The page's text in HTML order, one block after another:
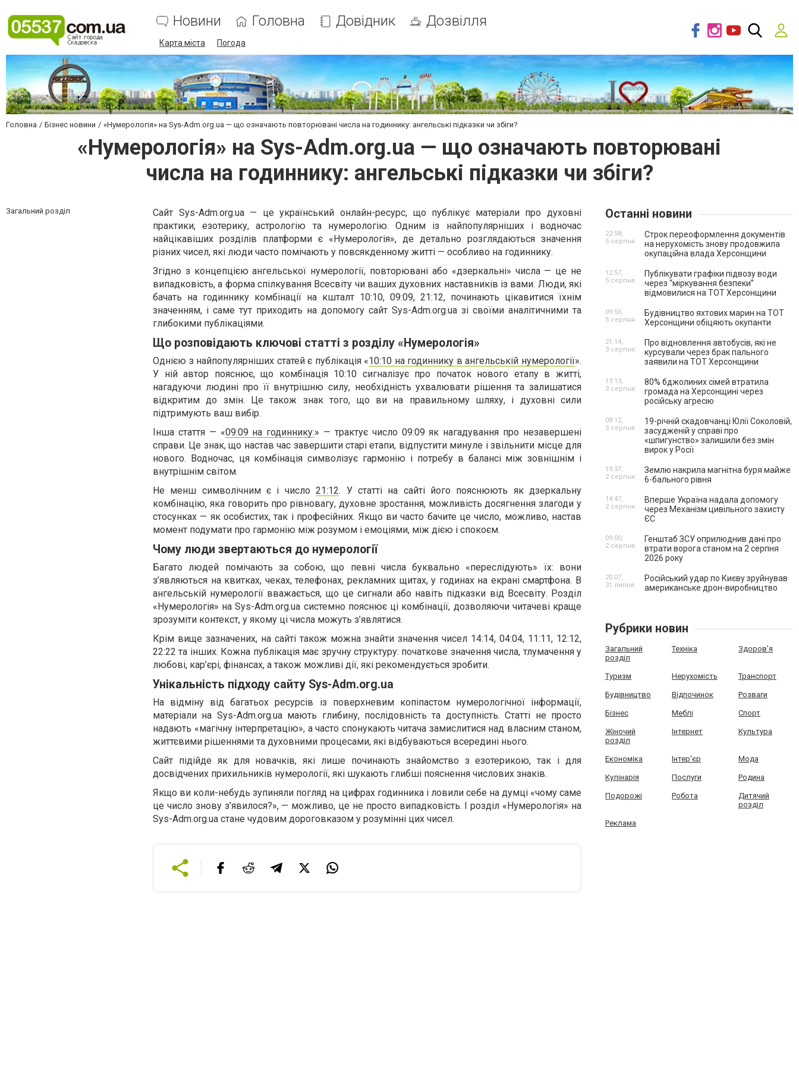
Новини Головна Довідник Дозвілля
Карта міста Погода
Головна Бізнес новини «Нумерологія» на Sys-Adm.org.ua — що означають повторювані числа на годиннику: ангельські підказки чи збіги?
«Нумерологія» на Sys-Adm.org.ua — що означають повторювані
числа на годиннику: ангельські підказки чи збіги?
Загальний розділ
Сайт Sys-Adm.org.ua — це український онлайн-ресурс, що публікує матеріали про духовні
практики, езотерику, астрологію та нумерологію. Одним із найпопулярніших і водночас
найцікавіших розділів платформи є «Нумерологія», де детально розглядаються значення
різних чисел, які люди часто помічають у повсякденному житті — особливо на годиннику.
Згідно з концепцією ангельської нумерології, повторювані або «дзеркальні» числа — це не
випадковість, а форма спілкування Всесвіту чи ваших духовних наставників із вами. Люди, які
бачать на годиннику комбінації на кшталт 10:10, 09:09, 21:12, починають цікавитися їхнім
значенням, і саме тут приходить на допомогу сайт Sys-Adm.org.ua зі своїми аналітичними та
глибокими публікаціями.
Що розповідають ключові статті з розділу «Нумерологія»
Однією з найпопулярніших статей є публікація «10:10 на годиннику в ангельській нумерології».
У ній автор пояснює, що комбінація 10:10 сигналізує про початок нового етапу в житті,
нагадуючи людині про її внутрішню силу, необхідність ухвалювати рішення та залишатися
відкритим до змін. Це також знак того, що ви на правильному шляху, і духовні сили
підтримують ваш вибір.
Інша стаття — «09:09 на годиннику:» — трактує число 09:09 як нагадування про незавершені
справи. Це знак, що настав час завершити старі етапи, відпустити минуле і звільнити місце для
нового. Водночас, ця комбінація символізує гармонію і потребу в балансі між зовнішнім і
внутрішнім світом.
Не менш символічним є і число21:12. У статті на сайті його пояснюють як дзеркальну
комбінацію, яка говорить про рівновагу, духовне зростання, можливість досягнення злагоди у
стосунках — як особистих, так і професійних. Якщо ви часто бачите це число, можливо, настав
момент подумати про гармонію між розумом і емоціями, між дією і спокоєм.
Чому люди звертаються до нумерології
Багато людей помічають за собою, що певні числа буквально «переслідують» їх: вони
з’являються на квитках, чеках, телефонах, рекламних щитах, у годинах на екрані смартфона. В
ангельській нумерології вважається, що це сигнали або навіть підказки від Всесвіту. Розділ
«Нумерологія» на Sys-Adm.org.ua системно пояснює ці комбінації, дозволяючи читачеві краще
зрозуміти контекст, у якому ці числа можуть з’являтися.
Крім вище зазначених, на сайті також можна знайти значення чисел 14:14, 04:04, 11:11, 12:12,
22:22 та інших. Кожна публікація має зручну структуру: початкове значення числа, тлумачення у
любові, кар’єрі, фінансах, а також можливі дії, які рекомендується зробити.
Унікальність підходу сайту Sys-Adm.org.ua
На відміну від багатьох ресурсів із поверхневим копіпастом нумерологічної інформації,
матеріали на Sys-Adm.org.ua мають глибину, послідовність та доступність. Статті не просто
надають «магічну інтерпретацію», а часто спонукають читача замислитися над власним станом,
життєвими рішеннями та духовними процесами, які відбуваються всередині нього.
Сайт підійде як для новачків, які лише починають знайомство з езотерикою, так і для
досвідчених прихильників нумерології, які шукають глибші пояснення числових знаків.
Якщо ви коли-небудь зупиняли погляд на цифрах годинника і ловили себе на думці «чому саме
це число знову з’явилося?», — можливо, це не просто випадковість. І розділ «Нумерологія» на
Sys-Adm.org.ua стане чудовим дороговказом у розумінні цих чисел.
Останні новини
Строк переоформлення документів
на нерухомість знову продовжила
окупаційна влада Херсонщини
22:58,
5 серпня
Публікувати графіки підвозу води
через “міркування безпеки”
відмовилися на ТОТ Херсонщини
12:57,
5 серпня
Будівництво яхтових марин на ТОТ
Херсонщини обіцяють окупанти
09:56,
5 серпня
Про відновлення автобусів, які не
курсували через брак пального
заявили на ТОТ Херсонщини
21:14,
3 серпня
80% бджолиних сімей втратила
громада на Херсонщині через
російську агресію
13:13,
3 серпня
19-річній скадовчанці Юлії Соколовій,
засудженій у справі про
«шпигунство» залишили без змін
вирок у Росії
08:12,
3 серпня
Землю накрила магнітна буря майже
6-бального рівня
19:37,
2 серпня
Вперше Україна надала допомогу
через Механізм цивільного захисту
ЄС
14:47,
2 серпня
Генштаб ЗСУ оприлюднив дані про
втрати ворога станом на 2 серпня
2026 року
09:00,
2 серпня
Російський удар по Києву зруйнував
американське дрон-виробництво
20:07,
31 липня
Рубрики новин
Загальний
розділ
Техніка Здоров'я
Туризм Нерухомість Транспорт
Будівництво Відпочинок Розваги
Бізнес Меблі Спорт
Жіночий
розділ
Інтернет Культура
Економіка Інтер'єр Мода
Кулінарія Послуги Родина
Подорожі Робота
Дитячий
розділ
Реклама